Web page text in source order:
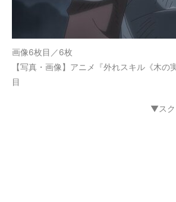
画像6枚目／6枚
【写真・画像】アニメ『外れスキル《木
目
▼スク